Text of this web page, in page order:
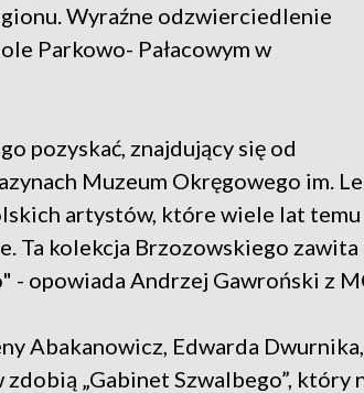
Wyraźne odzwierciedlenie
Parkowo- Pałacowym w
pozyskać, znajdujący się od
Muzeum Okręgowego im.
artystów, które wiele lat temu
Ta kolekcja Brzozowskiego
- opowiada Andrzej Gawroński z
Abakanowicz, Edwarda
„Gabinet Szwalbego”, który